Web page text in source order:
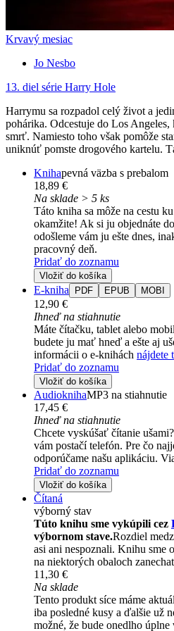
Krvavý mesiac
Jo Nesbo
13. diel série Harry Hole
Harrymu sa rozpadol celý život a
pohárika. Odcestuje do Los
smrť. Namiesto toho však pomôže
uniknúť pomste drogového kartelu.
Knihapevná väzba s prebalom
18,89 €
Na sklade > 5 ks
Táto kniha sa môže na cestu
okamžite! Ak si ju objednáte
odošleme vám ju ešte dnes,
pracovný deň.
Pridať do zoznamu
Vložiť do košíka
E-kniha PDF EPUB MOBI
12,90 €
Ihneď na stiahnutie
Máte čítačku, tablet alebo
budete ju mať hneď a ešte aj
informácii o e-knihách nájdete
Pridať do zoznamu
Vložiť do košíka
AudioknihaMP3 na stiahnutie
17,45 €
Ihneď na stiahnutie
Chcete vyskúšať čítanie
vám postačí telefón. Pre čo
odporúčame našu aplikáciu.
Pridať do zoznamu
Vložiť do košíka
Čítaná
výborný stav
Túto knihu sme vykúpili cez
výbornom stave.Rozdiel
asi ani nespoznali. Knihu sme
na niektorých obaloch
11,30 €
Na sklade
Tento produkt síce máme
iba posledné kusy a ďalšie už
možné, že bude onedlho